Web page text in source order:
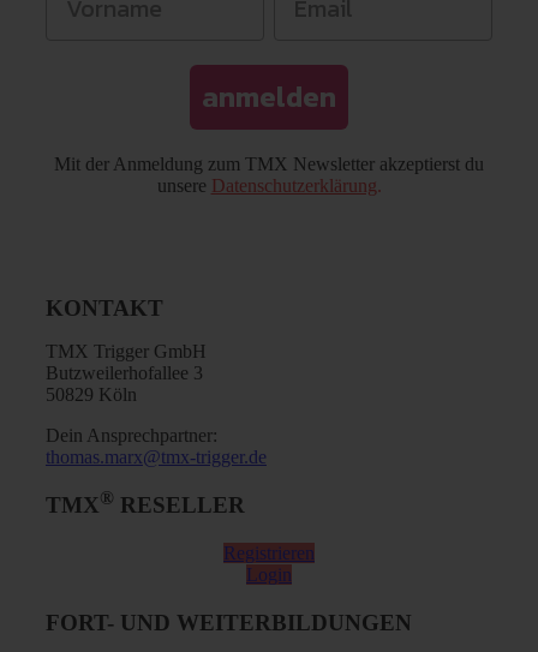
anmelden
Mit der Anmeldung zum TMX Newsletter akzeptierst du
unsere Datenschutzerklärung.
KONTAKT
TMX Trigger GmbH
Butzweilerhofallee 3
50829 Köln
Dein Ansprechpartner:
thomas.marx@tmx-trigger.de
TMX® RESELLER
Registrieren
Login
FORT- UND WEITERBILDUNGEN